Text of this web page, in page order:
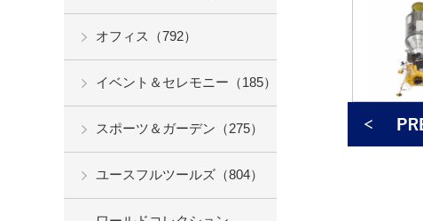
オフィス（792）
イベント＆セレモニー（185）
スポーツ＆ガーデン（275）
ユースフルツールズ（804）